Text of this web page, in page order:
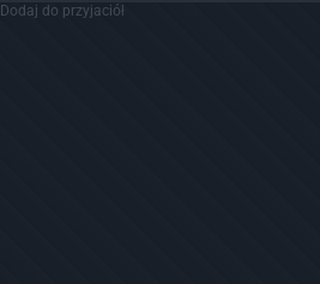
Dodaj do przyjaciół